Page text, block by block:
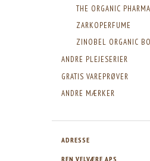
THE ORGANIC
ZARKOPERFUME
ZINOBEL ORGANIC
ANDRE PLEJESERIER
GRATIS VAREPRØVER
ANDRE MÆRKER
ADRESSE
REN VELVÆRE APS